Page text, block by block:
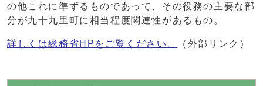
の他これに準ずるものであって、その役務の主要な部
分が九十九里町に相当程度関連性があるもの。
詳しくは総務省HPをご覧ください。 （外部リンク）